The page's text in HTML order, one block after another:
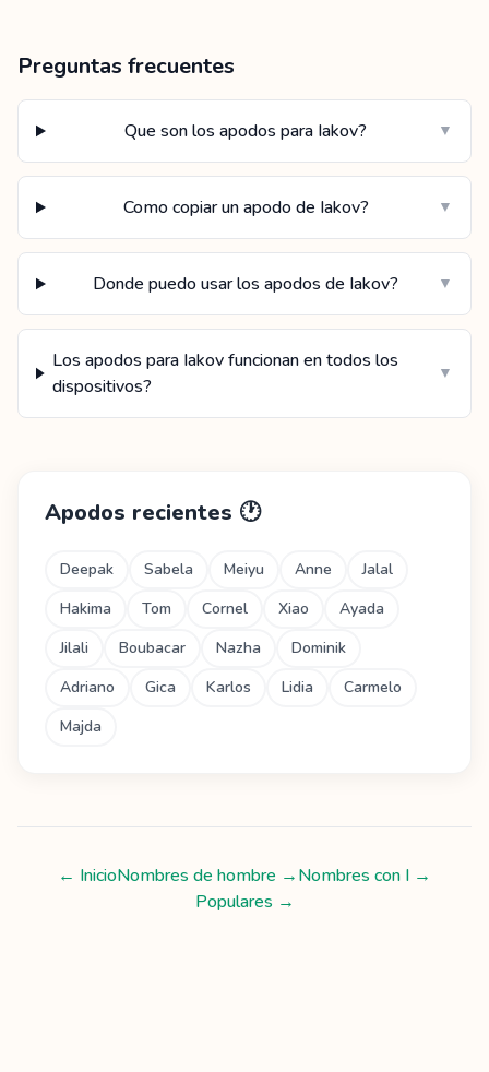
Preguntas frecuentes
Que son los apodos para Iakov? ▼
Como copiar un apodo de Iakov? ▼
Donde puedo usar los apodos de Iakov? ▼
Los apodos para Iakov funcionan en todos los
dispositivos?
▼
Apodos recientes 🕐
Deepak Sabela Meiyu Anne
Jalal
Hakima
Tom Cornel Xiao
Ayada
Jilali
Boubacar Nazha
Dominik
Adriano
Gica Karlos Lidia
Carmelo
Majda
← InicioNombres de hombre →Nombres con I →
Populares →